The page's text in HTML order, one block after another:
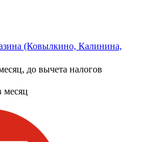
(Ковылкино, Калинина,
до вычета налогов
месяц